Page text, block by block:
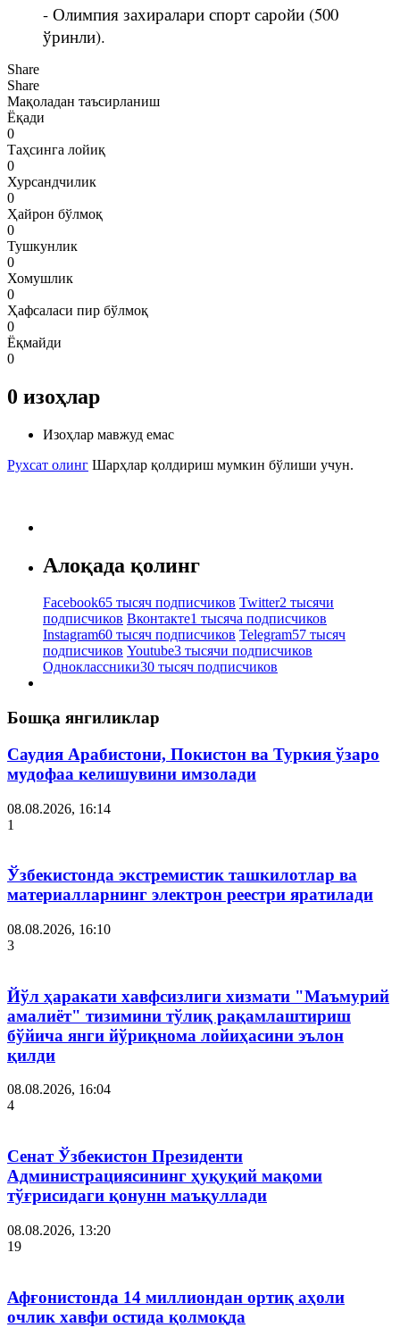
- Олимпия захиралари спорт саройи (500
ўринли).
Share
Share
Мақоладан таъсирланиш
Ёқади
0
Таҳсинга лойиқ
0
Хурсандчилик
0
Ҳайрон бўлмоқ
0
Тушкунлик
0
Хомушлик
0
Ҳафсаласи пир бўлмоқ
0
Ёқмайди
0
0 изоҳлар
Изоҳлар мавжуд емас
Рухсат олинг Шарҳлар қолдириш мумкин бўлиши учун.
Алоқада қолинг
Facebook65 тысяч подписчиков Twitter2 тысячи
подписчиков Вконтакте1 тысяча подписчиков
Instagram60 тысяч подписчиков Telegram57 тысяч
подписчиков Youtube3 тысячи подписчиков
Одноклассники30 тысяч подписчиков
Бошқа янгиликлар
Саудия Арабистони, Покистон ва Туркия ўзаро
мудофаа келишувини имзолади
08.08.2026, 16:14
1
Ўзбекистонда экстремистик ташкилотлар ва
материалларнинг электрон реестри яратилади
08.08.2026, 16:10
3
Йўл ҳаракати хавфсизлиги хизмати "Маъмурий
амалиёт" тизимини тўлиқ рақамлаштириш
бўйича янги йўриқнома лойиҳасини эълон
қилди
08.08.2026, 16:04
4
Сенат Ўзбекистон Президенти
Администрациясининг ҳуқуқий мақоми
тўғрисидаги қонунн маъқуллади
08.08.2026, 13:20
19
Афғонистонда 14 миллиондан ортиқ аҳоли
очлик хавфи остида қолмоқда